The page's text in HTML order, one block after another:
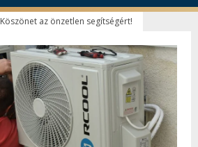
Köszönet az önzetlen segítségért!